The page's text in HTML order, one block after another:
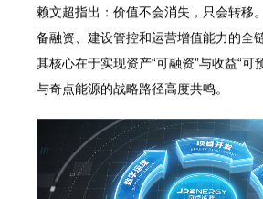
赖文超指出：价值不会消失，只会转移
备融资、建设管控和运营增值能力的全
其核心在于实现资产“可融资”与收益“可
与奇点能源的战略路径高度共鸣。